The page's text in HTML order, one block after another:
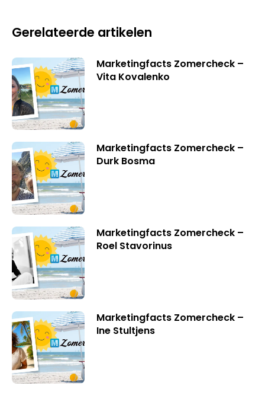
Gerelateerde artikelen
Marketingfacts Zomercheck –
Vita Kovalenko
Marketingfacts Zomercheck –
Durk Bosma
Marketingfacts Zomercheck –
Roel Stavorinus
Marketingfacts Zomercheck –
Ine Stultjens